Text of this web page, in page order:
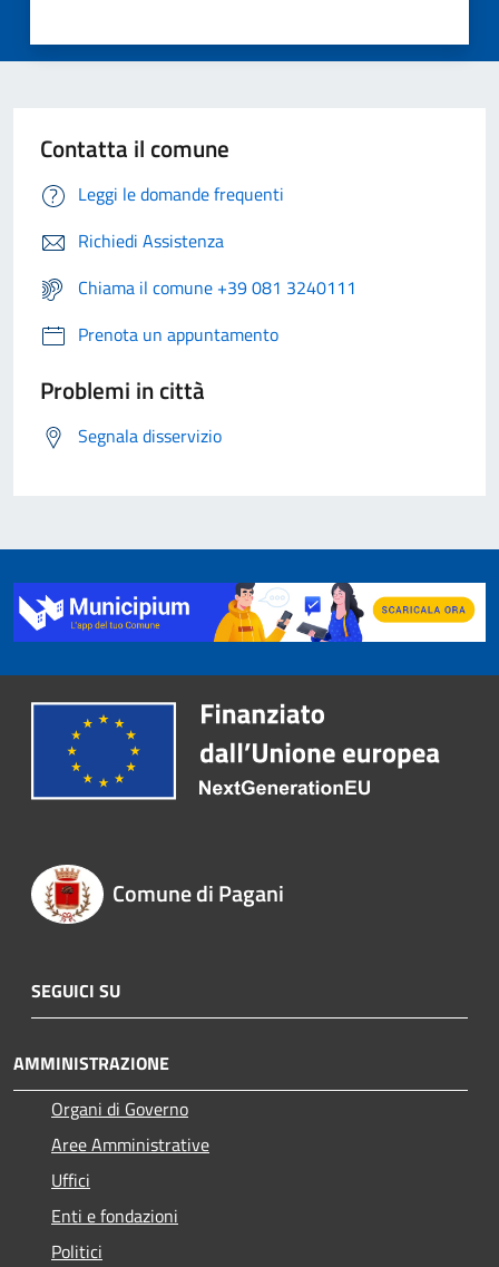
Contatta il comune
Leggi le domande frequenti
Richiedi Assistenza
Chiama il comune +39 081 3240111
Prenota un appuntamento
Problemi in città
Segnala disservizio
Comune di Pagani
SEGUICI SU
AMMINISTRAZIONE
Organi di Governo
Aree Amministrative
Uffici
Enti e fondazioni
Politici